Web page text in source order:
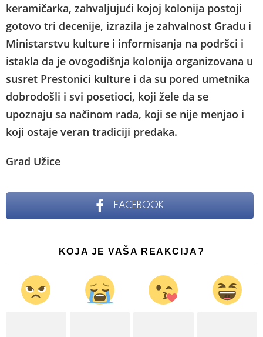
keramičarka, zahvaljujući kojoj kolonija postoji
gotovo tri decenije, izrazila je zahvalnost Gradu i
Ministarstvu kulture i informisanja na podršci i
istakla da je ovogodišnja kolonija organizovana u
susret Prestonici kulture i da su pored umetnika
dobrodošli i svi posetioci, koji žele da se
upoznaju sa načinom rada, koji se nije menjao i
koji ostaje veran tradiciji predaka.
Grad Užice
FACEBOOK
KOJA JE VAŠA REAKCIJA?